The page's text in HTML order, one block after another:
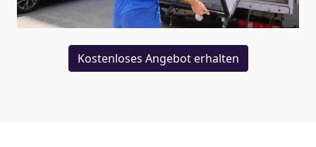
Kostenloses Angebot erhalten